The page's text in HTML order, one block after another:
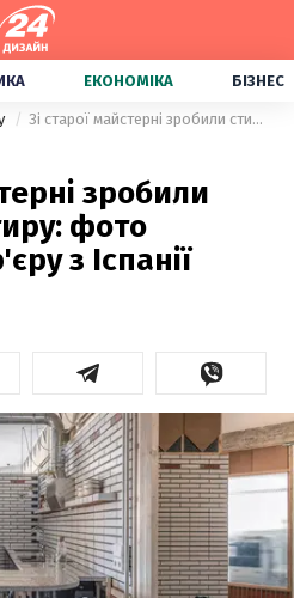
ЕКОНОМІКА БІЗНЕС
Зі старої майстерні зробили стильну квартиру: фото цікавого інтер'єру з Іспанії
зробили
фото
з Іспанії